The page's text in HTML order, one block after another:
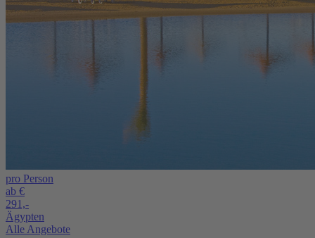
pro Person
ab €
291,-
Ägypten
Alle Angebote